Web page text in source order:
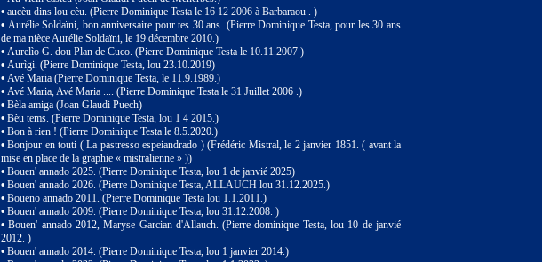
• aucèu dins lou cèu. (Pierre Dominique Testa le 16 12 2006 à Barbaraou . )
• Aurélie Soldaïni, bon anniversaire pour tes 30 ans. (Pierre Dominique Testa, pour les 30 ans
de ma nièce Aurélie Soldaïni, le 19 décembre 2010.)
• Aurelìo G. dou Plan de Cuco. (Pierre Dominique Testa le 10.11.2007 )
• Aurìgi. (Pierre Dominique Testa, lou 23.10.2019)
• Avé Maria (Pierre Dominique Testa, le 11.9.1989.)
• Avé Maria, Avé Maria .... (Pierre Dominique Testa le 31 Juillet 2006 .)
• Bèla amiga (Joan Glaudi Puech)
• Bèu tems. (Pierre Dominique Testa, lou 1 4 2015.)
• Bon à rien ! (Pierre Dominique Testa le 8.5.2020.)
•Bonjour en touti ( La pastresso espeiandrado ) (Frédéric Mistral, le 2 janvier 1851. ( avant la
mise en place de la graphie « mistralienne » ))
• Bouen' annado 2025. (Pierre Dominique Testa, lou 1 de janvié 2025)
• Bouen' annado 2026. (Pierre Dominique Testa, ALLAUCH lou 31.12.2025.)
• Boueno annado 2011. (Pierre Dominique Testa lou 1.1.2011.)
• Bouen' annado 2009. (Pierre Dominique Testa, lou 31.12.2008. )
•Bouen' annado 2012, Maryse Garcian d'Allauch. (Pierre dominique Testa, lou 10 de janvié
2012. )
• Bouen' annado 2014. (Pierre Dominique Testa, lou 1 janvier 2014.)